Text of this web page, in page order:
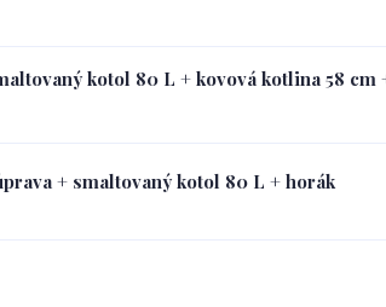
kotol 80 L + kovová kotlina 58 cm
+ smaltovaný kotol 80 L + horák